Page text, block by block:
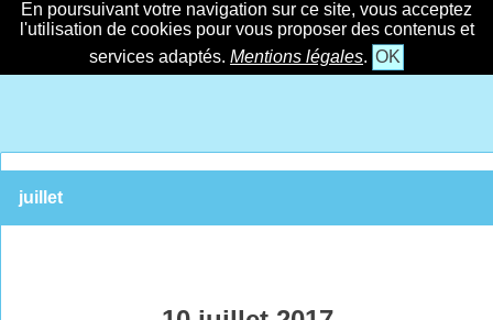
En poursuivant votre navigation sur ce site, vous acceptez
l'utilisation de cookies pour vous proposer des contenus et
services adaptés. Mentions légales. OK
juillet